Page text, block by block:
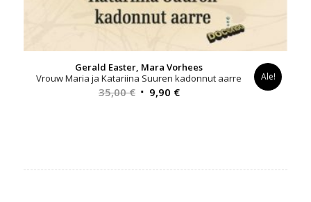
Gerald Easter, Mara Vorhees
Vrouw Maria ja Katariina Suuren kadonnut aarre
35,00€ Alkuperäinen
9,90 €Nykyinen
Ale!